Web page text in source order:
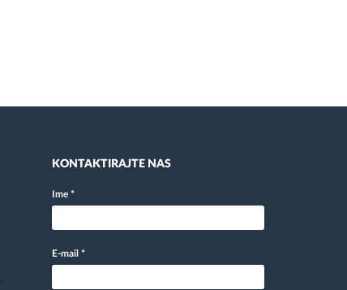
KONTAKTIRAJTE NAS
Ime *
E-mail *